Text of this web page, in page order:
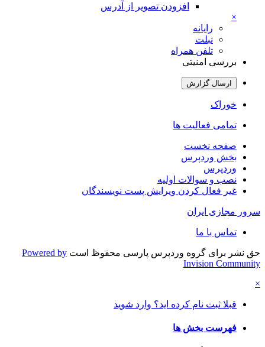
افزودن تصویر از آدرس
×
رایانه
تبلت
تلفن همراه
بررسی امنیتی
ارسال گزارش
خوراک
تمامی فعالیت ها
صفحه نخست
بخش وردپرس
وردپرس
نصب و سوالات اولیه
غیر فعال کردن ویرایش پست نویسندگان
سرور مجازی ایران
تماس با ما
حق نشر برای گروه وردپرس پارسی محفوظ است Powered by
Invision Community
×
قبلا ثبت نام کرده اید؟ وارد شوید
فهرست بخش ها